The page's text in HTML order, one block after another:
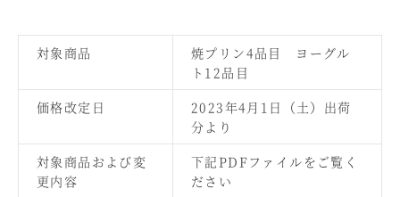
対象商品
焼プリン4品目 ヨーグル
ト12品目
価格改定日
2023年4月1日（土）出荷
分より
対象商品および変
更内容
下記PDFファイルをご覧く
ださい